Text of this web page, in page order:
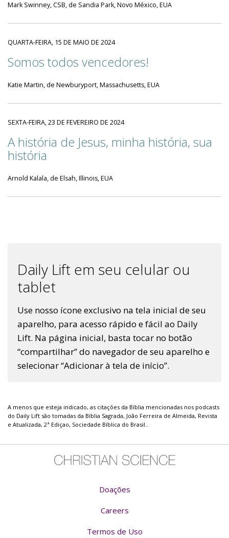
Mark Swinney, CSB, de Sandia Park, Novo México, EUA
QUARTA-FEIRA, 15 DE MAIO DE 2024
Somos todos vencedores!
Katie Martin, de Newburyport, Massachusetts, EUA
SEXTA-FEIRA, 23 DE FEVEREIRO DE 2024
A história de Jesus, minha história, sua
história
Arnold Kalala, de Elsah, Illinois, EUA
Daily Lift em seu celular ou
tablet
Use nosso ícone exclusivo na tela inicial de seu
aparelho, para acesso rápido e fácil ao Daily
Lift. Na página inicial, basta tocar no botão
“compartilhar” do navegador de seu aparelho e
selecionar “Adicionar à tela de início”.
A menos que esteja indicado, as citações da Bíblia mencionadas nos podcasts
do Daily Lift são tomadas da Bíblia Sagrada, João Ferreira de Almeida, Revista
e Atualizada, 2ª Ediçao, Sociedade Bíblica do Brasil..
Doações
Careers
Termos de Uso